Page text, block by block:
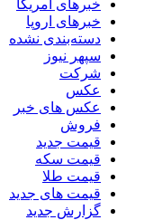
خبرهای آمریکا
خبرهای اروپا
دسته‌بندی نشده
سپهر نیوز
شرکت
عکس
عکس های خبر
فروش
قیمت جدید
قیمت سکه
قیمت طلا
قیمت های جدید
گزارش جدید